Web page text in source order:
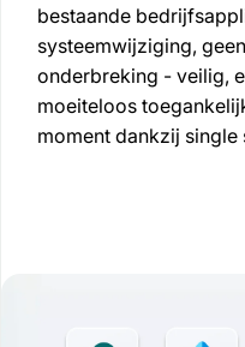
bestaande
systeemwijziging, geen
onderbreking - veilig,
moeiteloos
moment dankzij single